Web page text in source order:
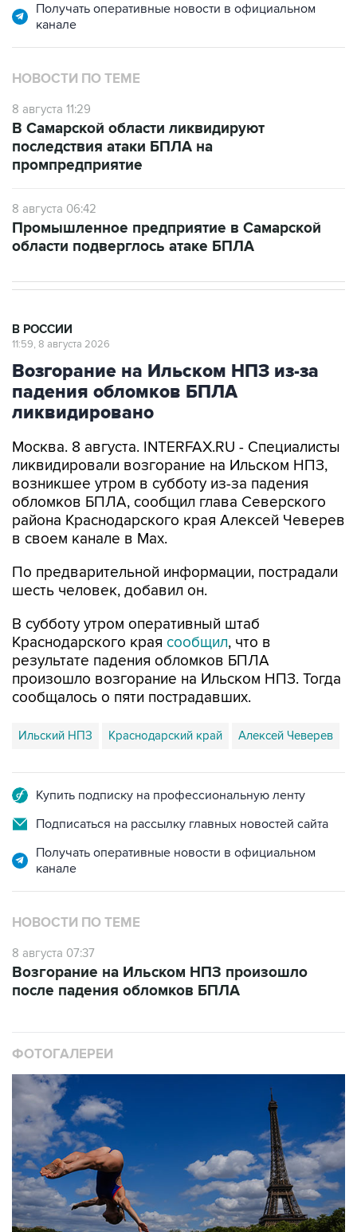
Получать оперативные новости в официальном
канале
НОВОСТИ ПО ТЕМЕ
8 августа 11:29
В Самарской области ликвидируют
последствия атаки БПЛА на
промпредприятие
8 августа 06:42
Промышленное предприятие в Самарской
области подверглось атаке БПЛА
В РОССИИ
11:59, 8 августа 2026
Возгорание на Ильском НПЗ из-за
падения обломков БПЛА
ликвидировано
Москва. 8 августа. INTERFAX.RU - Специалисты
ликвидировали возгорание на Ильском НПЗ,
возникшее утром в субботу из-за падения
обломков БПЛА, сообщил глава Северского
района Краснодарского края Алексей Чеверев
в своем канале в Max.
По предварительной информации, пострадали
шесть человек, добавил он.
В субботу утром оперативный штаб
Краснодарского края сообщил, что в
результате падения обломков БПЛА
произошло возгорание на Ильском НПЗ. Тогда
сообщалось о пяти пострадавших.
Ильский НПЗ Краснодарский край Алексей Чеверев
Купить подписку на профессиональную ленту
Подписаться на рассылку главных новостей сайта
Получать оперативные новости в официальном
канале
НОВОСТИ ПО ТЕМЕ
8 августа 07:37
Возгорание на Ильском НПЗ произошло
после падения обломков БПЛА
ФОТОГАЛЕРЕИ